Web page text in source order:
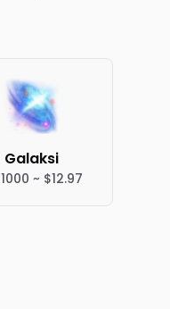
Galaksi
1000 ~ $12.97